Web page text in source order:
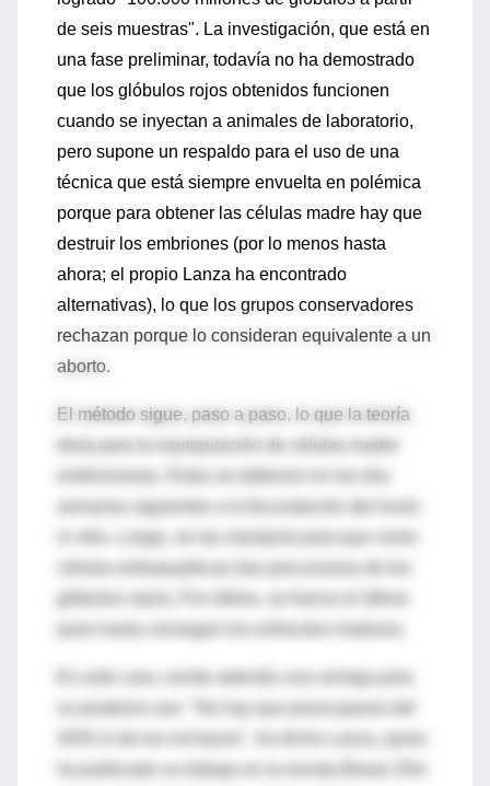
de seis muestras". La investigación, que está en
una fase preliminar, todavía no ha demostrado
que los glóbulos rojos obtenidos funcionen
cuando se inyectan a animales de laboratorio,
pero supone un respaldo para el uso de una
técnica que está siempre envuelta en polémica
porque para obtener las células madre hay que
destruir los embriones (por lo menos hasta
ahora; el propio Lanza ha encontrado
alternativas), lo que los grupos conservadores
rechazan porque lo consideran equivalente a un
aborto.
El método sigue, paso a paso, lo que la teoría
dicta para la manipulación de células madre
semanas siguientes a la fecundación del óvulo
in vitro. Luego, se las manipula para que creen
paso hasta conseguir los eritrocitos maduros.
En este caso, existe además una ventaja para
su posterior uso: "No hay que preocuparse del